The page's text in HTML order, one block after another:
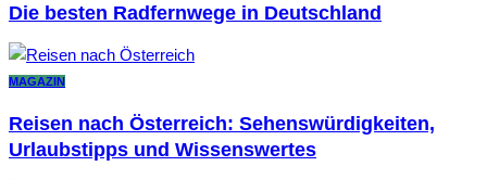
Die besten Radfernwege in Deutschland
MAGAZIN
Reisen nach Österreich: Sehenswürdigkeiten,
Urlaubstipps und Wissenswertes